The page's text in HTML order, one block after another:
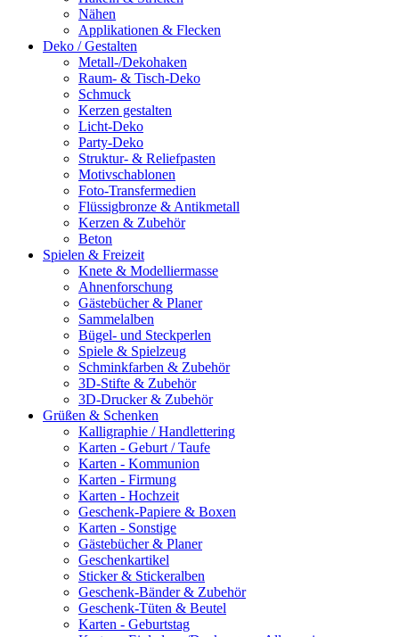
Nähen
Applikationen & Flecken
Deko / Gestalten
Metall-/Dekohaken
Raum- & Tisch-Deko
Schmuck
Kerzen gestalten
Licht-Deko
Party-Deko
Struktur- & Reliefpasten
Motivschablonen
Foto-Transfermedien
Flüssigbronze & Antikmetall
Kerzen & Zubehör
Beton
Spielen & Freizeit
Knete & Modelliermasse
Ahnenforschung
Gästebücher & Planer
Sammelalben
Bügel- und Steckperlen
Spiele & Spielzeug
Schminkfarben & Zubehör
3D-Stifte & Zubehör
3D-Drucker & Zubehör
Grüßen & Schenken
Kalligraphie / Handlettering
Karten - Geburt / Taufe
Karten - Kommunion
Karten - Firmung
Karten - Hochzeit
Geschenk-Papiere & Boxen
Karten - Sonstige
Gästebücher & Planer
Geschenkartikel
Sticker & Stickeralben
Geschenk-Bänder & Zubehör
Geschenk-Tüten & Beutel
Karten - Geburtstag